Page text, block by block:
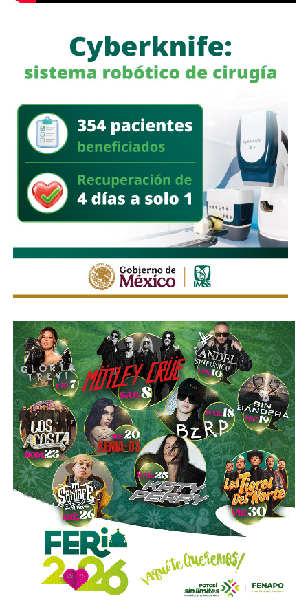
alrededor de 40 cinchos de seguridad para escotillas de
pipas, utilizados comúnmente en el transporte de
combustibles.
En un segundo cateo, realizado en la comunidad de
Laguna de San Vicente, también en territorio potosino, la
FGR aseguró otro inmueble donde presuntamente operaba
un centro de procesamiento ilegal de hidrocarburos.
Ahí fueron encontrados18 tanques verticales, dos líneas
completas de producción para hidrocarburos, alrededor de
40 mil litros de petróleo crudo y diésel, además de
muestras de ácido sulfúrico, hidrocarburos y diversa
documentación relacionada con la operación del sitio.
Las investigaciones también permitieron ejecutar cateos
en Tizayuca, Hidalgo, y Cuautla, Morelos.
En Hidalgo fueron asegurados más de456 mil litrosde un
líquido que podría corresponder a hidrocarburos o
productos químicos utilizados para su procesamiento,
mientras que en Morelos se localizaron documentos,
talones de cheques y muestras obtenidas de diversos
contenedores.
La Fiscalía General de la República informó que estos
operativos forman parte delPlan Estratégico de
Procuración de Justicia 2026-2029, cuyo objetivo es